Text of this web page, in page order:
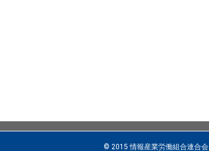
© 2015 情報産業労働組合連合会